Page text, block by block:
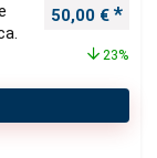
50,00 €
23%